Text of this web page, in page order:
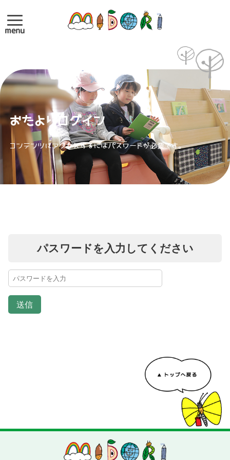
menu
おたよりログイン
コンテンツにアクセスするにはパスワードが必要です。
パスワードを入力してください
送信